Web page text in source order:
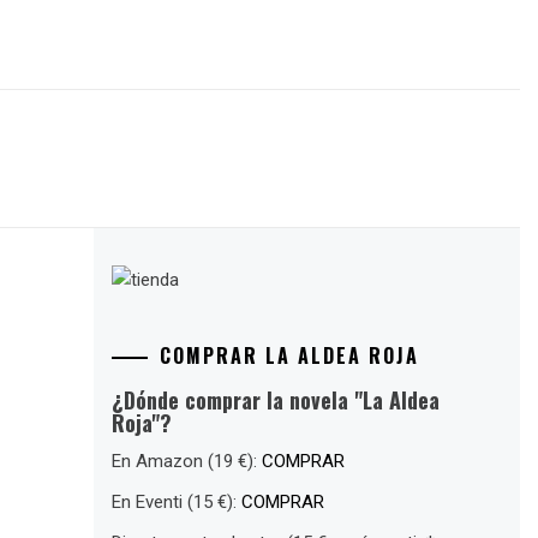
COMPRAR LA ALDEA ROJA
¿Dónde comprar la novela "La Aldea
Roja"?
En Amazon (19 €):COMPRAR
En Eventi (15 €):COMPRAR